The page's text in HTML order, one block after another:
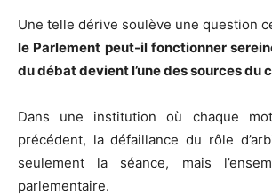
Une telle dérive soulève une question
le Parlement peut-il fonctionner
du débat devient l’une des sources du
Dans une institution où chaque
précédent, la défaillance du rôle
seulement la séance, mais
parlementaire.